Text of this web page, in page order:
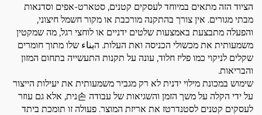
הציוד הזה מתאים במיוחד לעסקים קטנים, סטארט-אפים וסדנאות
מבתי מגורים. אין צורך בהתקנה מורכבת או מקור חשמל חיצוני,
והפעלה מתבצעת באמצעות שלטים ידניים או לוחצי רגל, מה שמקטין
משמעותית את מכשולי הכניסה ואת העלות. הبناء שלו מתוך חומרים
שקלים לניקוי כמו פליז חלוד, עונה על תקנות התעשייה בתחום המזון
והבריאות.
שימוש במכונת מילוי ידנית לא רק מגביר משמעותית את יעילות הייצור
על ידי הקלה על משך הזמן והשגיאות של עבודה 손נית, אלא גם עוזר
לעסקים קטנים לסטנדרטז את אריזת המוצר. פעולה זו תומכת ביתד